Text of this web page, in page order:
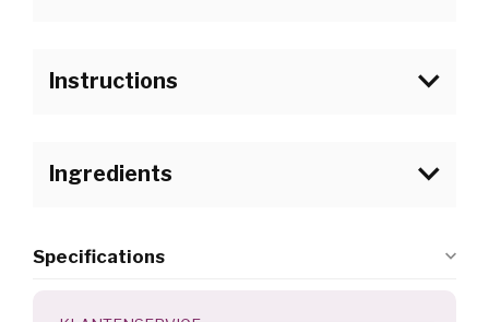
Instructions
2.Remove any sharp edges from the file to protect the
Ingredients
Specifications